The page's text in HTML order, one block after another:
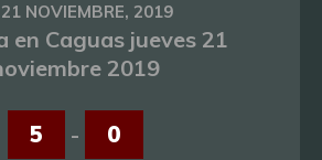
21 NOVIEMBRE, 2019
en Caguas jueves 21
2019
5 - 0